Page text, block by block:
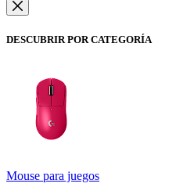
DESCUBRIR POR CATEGORÍA
Mouse para juegos